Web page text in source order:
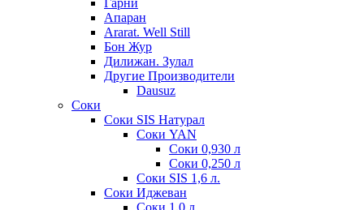
Гарни
Апаран
Ararat. Well Still
Бон Жур
Дилижан. Зулал
Другие Производители
Dausuz
Соки
Соки SIS Натурал
Соки YAN
Соки 0,930 л
Соки 0,250 л
Соки SIS 1,6 л.
Соки Иджеван
Соки 1.0 л